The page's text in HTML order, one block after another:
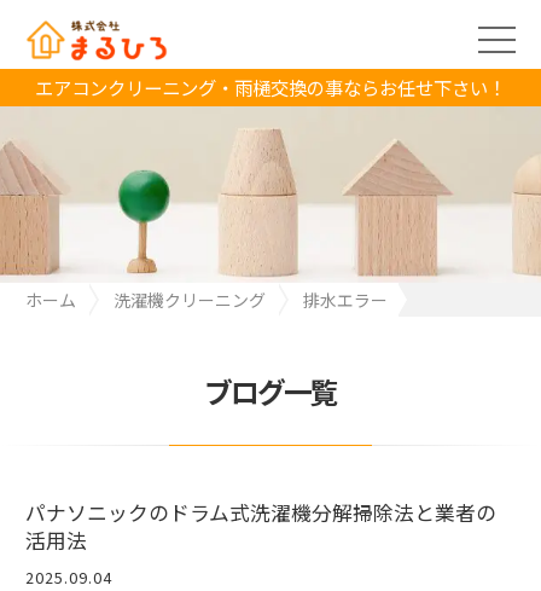
エアコンクリーニング・雨樋交換の事ならお任せ下さい！
ホーム 洗濯機クリーニング
排水エラー
ブログ一覧
パナソニックのドラム式洗濯機分解掃除法と業者の
活用法
2025.09.04